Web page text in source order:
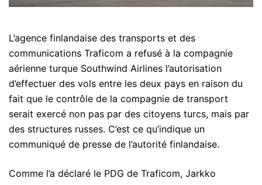
L’agence finlandaise des transports et des
communications Traficom a refusé à la compagnie
aérienne turque Southwind Airlines l’autorisation
d’effectuer des vols entre les deux pays en raison du
fait que le contrôle de la compagnie de transport
serait exercé non pas par des citoyens turcs, mais par
des structures russes. C’est ce qu’indique un
communiqué de presse de l’autorité finlandaise.
Comme l’a déclaré le PDG de Traficom, Jarkko